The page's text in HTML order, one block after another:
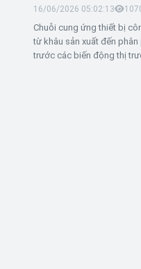
16/06/2026 05:02:13 107
Chuỗi cung ứng thiết bị
từ khâu sản xuất đến
trước các biến động thị